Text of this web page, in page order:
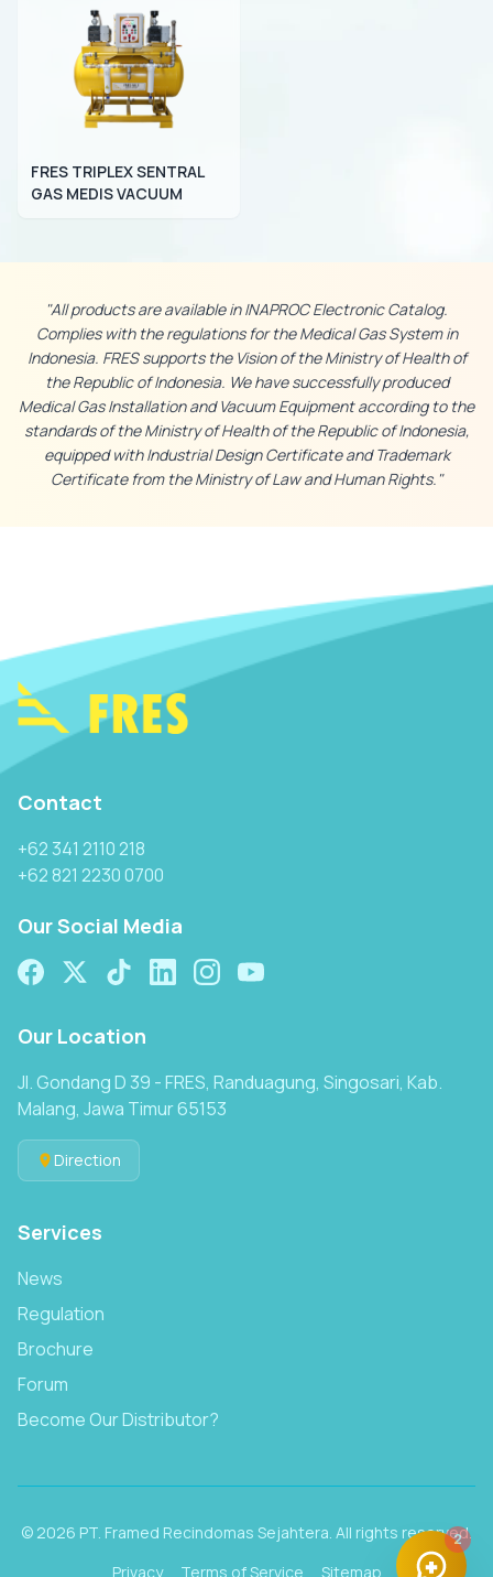
FRES TRIPLEX SENTRAL
GAS MEDIS VACUUM
"All products are available in INAPROC Electronic Catalog.
Complies with the regulations for the Medical Gas System in
Indonesia. FRES supports the Vision of the Ministry of Health of
the Republic of Indonesia. We have successfully produced
Medical Gas Installation and Vacuum Equipment according to the
standards of the Ministry of Health of the Republic of Indonesia,
equipped with Industrial Design Certificate and Trademark
Certificate from the Ministry of Law and Human Rights."
2
Contact
+62 341 2110 218
+62 821 2230 0700
Our Social Media
Our Location
Jl. Gondang D 39 - FRES, Randuagung, Singosari, Kab.
Malang, Jawa Timur 65153
Direction
Services
News
Regulation
Brochure
Forum
Become Our Distributor?
© 2026 PT. Framed Recindomas Sejahtera. All rights reserved.
Privacy
Terms of Service Sitemap